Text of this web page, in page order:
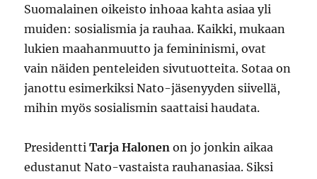
Suomalainen oikeisto inhoaa kahta asiaa yli
muiden: sosialismia ja rauhaa. Kaikki, mukaan
lukien maahanmuutto ja femininismi, ovat
vain näiden penteleiden sivutuotteita. Sotaa on
janottu esimerkiksi Nato-jäsenyyden siivellä,
mihin myös sosialismin saattaisi haudata.
PresidenttiTarja Halonenon jo jonkin aikaa
edustanut Nato-vastaista rauhanasiaa. Siksi